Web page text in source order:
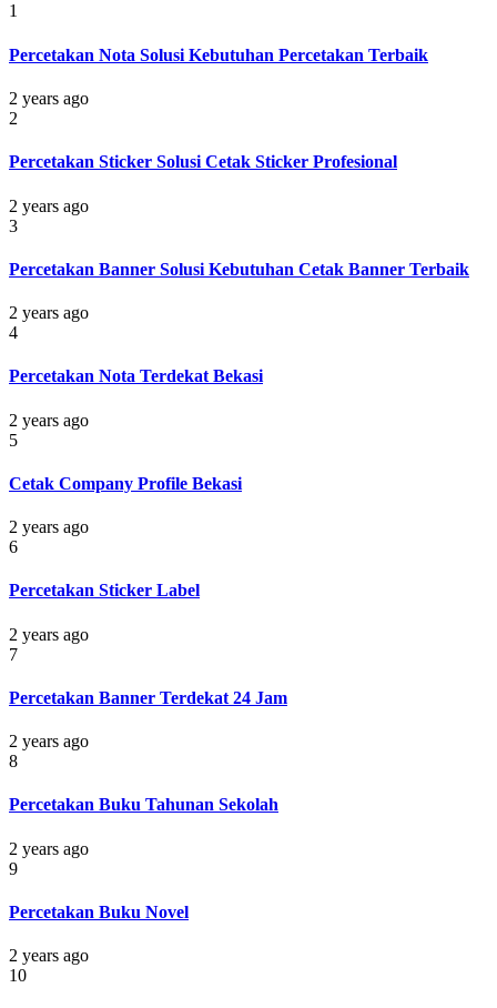
1
Percetakan Nota Solusi Kebutuhan Percetakan Terbaik
2 years ago
2
Percetakan Sticker Solusi Cetak Sticker Profesional
2 years ago
3
Percetakan Banner Solusi Kebutuhan Cetak Banner Terbaik
2 years ago
4
Percetakan Nota Terdekat Bekasi
2 years ago
5
Cetak Company Profile Bekasi
2 years ago
6
Percetakan Sticker Label
2 years ago
7
Percetakan Banner Terdekat 24 Jam
2 years ago
8
Percetakan Buku Tahunan Sekolah
2 years ago
9
Percetakan Buku Novel
2 years ago
10